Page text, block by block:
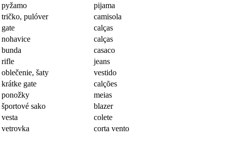
pyžamo
pijama
tričko, pulóver
camisola
gate
calças
nohavice
calças
bunda
casaco
rifle
jeans
oblečenie, šaty
vestido
krátke gate
calções
ponožky
meias
športové sako
blazer
vesta
colete
vetrovka
corta vento